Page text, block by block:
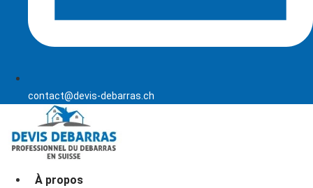
contact@devis-debarras.ch
À propos